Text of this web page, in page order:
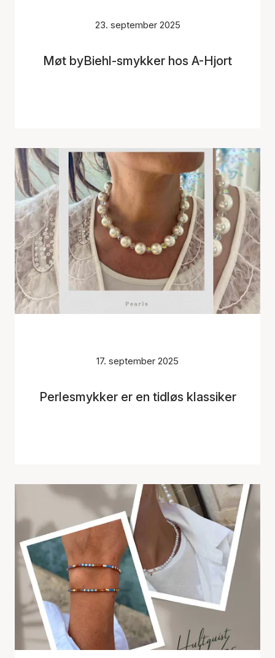
23. september 2025
Møt byBiehl-smykker hos A-Hjort
17. september 2025
Perlesmykker er en tidløs klassiker